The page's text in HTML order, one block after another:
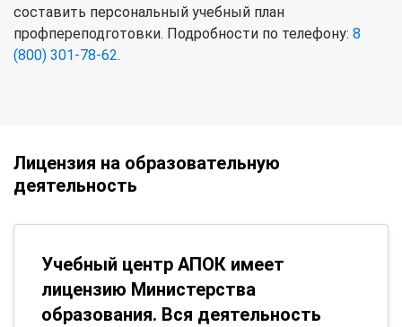
составить персональный учебный план
профпереподготовки. Подробности по телефону: 8
(800) 301-78-62.
Лицензия на образовательную
деятельность
Учебный центр АПОК имеет
лицензию Министерства
образования. Вся деятельность